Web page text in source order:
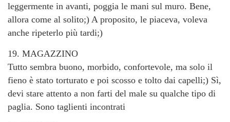
leggermente in avanti, poggia le mani sul muro. Bene,
allora come al solito;) A proposito, le piaceva, voleva
anche ripeterlo più tardi;)
19. MAGAZZINO
Tutto sembra buono, morbido, confortevole, ma solo il
fieno è stato torturato e poi scosso e tolto dai capelli;) Sì,
devi stare attento a non farti del male su qualche tipo di
paglia. Sono taglienti incontrati